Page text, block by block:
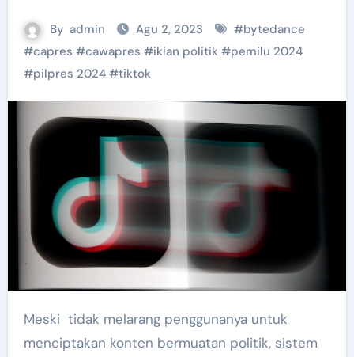
By admin Agu 2, 2023 #bytedance
#capres #cawapres #iklan politik#pemilu 2024
#pilpres 2024#tiktok
Meski tidak melarang penggunanya untuk
menciptakan konten bermuatan politik, sistem